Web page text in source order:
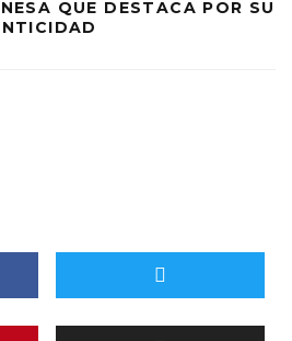
QUE DESTACA POR SU